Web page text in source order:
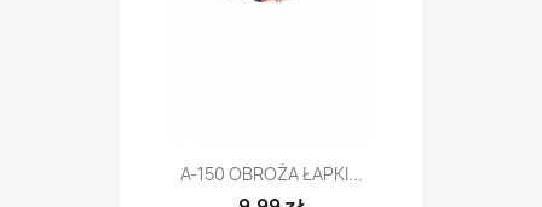
A-150 OBROŻA ŁAPKI...